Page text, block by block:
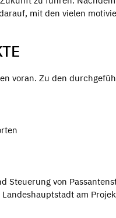
mit den vielen
voran. Zu den
Steuerung von
am